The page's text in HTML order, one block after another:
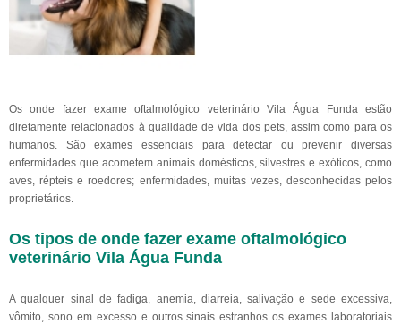
Os onde fazer exame oftalmológico veterinário Vila Água Funda estão
diretamente relacionados à qualidade de vida dos pets, assim como para os
humanos. São exames essenciais para detectar ou prevenir diversas
enfermidades que acometem animais domésticos, silvestres e exóticos, como
aves, répteis e roedores; enfermidades, muitas vezes, desconhecidas pelos
proprietários.
Os tipos de onde fazer exame oftalmológico
veterinário Vila Água Funda
A qualquer sinal de fadiga, anemia, diarreia, salivação e sede excessiva,
vômito, sono em excesso e outros sinais estranhos os exames laboratoriais